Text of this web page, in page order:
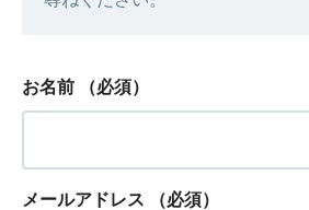
お名前 （必須）
メールアドレス （必須）